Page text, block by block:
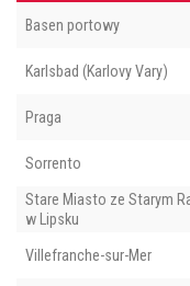
Basen portowy
Karlsbad (Karlovy Vary)
Praga
Sorrento
Stare Miasto ze Starym
w Lipsku
Villefranche-sur-Mer